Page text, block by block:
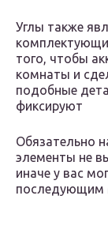
Углы также
того, чтобы
комнаты и
подобные
фиксируют
Обязательно
элементы не
иначе у вас
последующим